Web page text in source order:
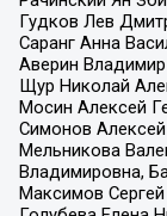
Гудков Лев
Саранг Анна
Аверин
Щур Николай
Мосин Алексей
Симонов
Мельникова
Владимировна,
Максимов